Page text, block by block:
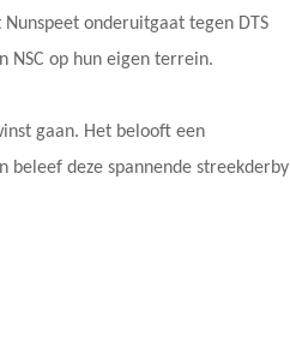
onderuitgaat tegen DTS
NSC op hun eigen terrein.
gaan. Het belooft een
deze spannende streekderby